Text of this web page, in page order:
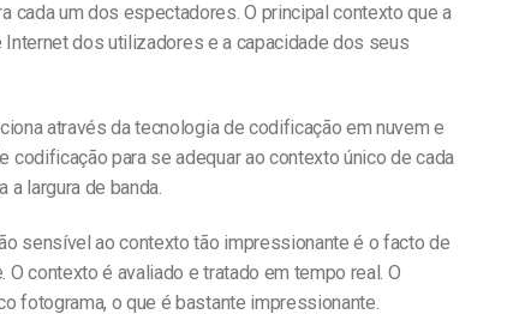
cada um dos espectadores. O principal contexto que a
dos utilizadores e a capacidade dos seus
através da tecnologia de codificação em nuvem e
codificação para se adequar ao contexto único de cada
a largura de banda.
sensível ao contexto tão impressionante é o facto de
contexto é avaliado e tratado em tempo real. O
fotograma, o que é bastante impressionante.